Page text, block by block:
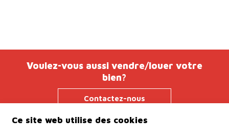
Voulez-vous aussi vendre/louer votre
bien?
Contactez-nous
Ce site web utilise des cookies